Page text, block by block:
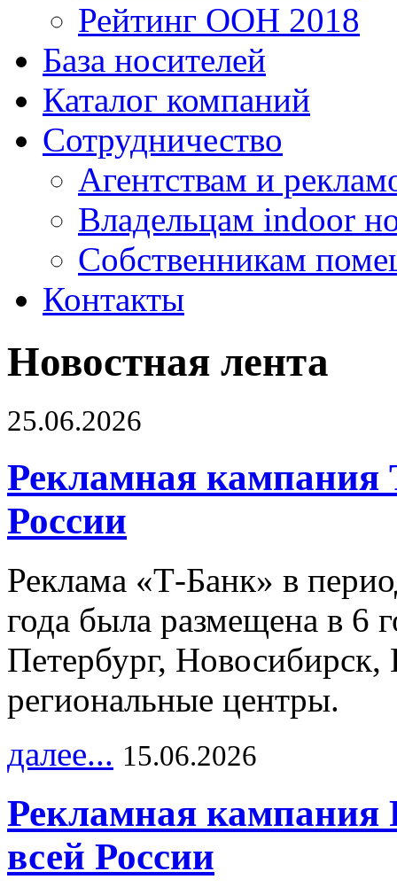
Рейтинг OOH 2018
База носителей
Каталог компаний
Сотрудничество
Агентствам и
Владельцам indoor
Собственникам
Контакты
Новостная лента
25.06.2026
Рекламная кампания
России
Реклама «Т-Банк» в
года была размещена в 6
Петербург,
региональные центры.
далее... 15.06.2026
Рекламная
всей России